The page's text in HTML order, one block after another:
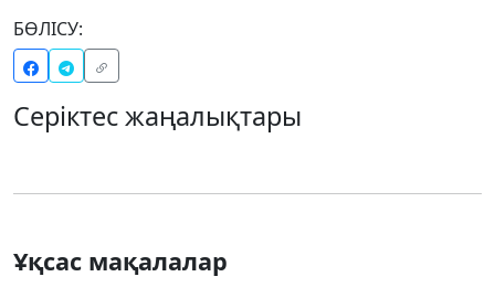
БӨЛІСУ:
Серіктес жаңалықтары
Ұқсас мақалалар